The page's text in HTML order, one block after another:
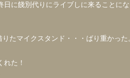
日に餞別代りにライブしに来ることに
りたマイクスタンド・・・ばり重かった
れた！